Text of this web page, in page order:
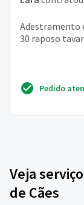
Adestramento
30 raposo
Pedido
Veja
de Cães